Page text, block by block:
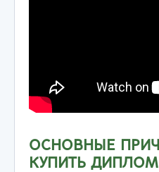
ОСНОВНЫЕ
КУПИТЬ